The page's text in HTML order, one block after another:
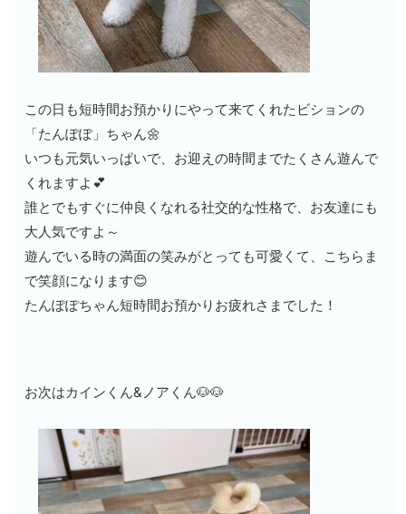
この日も短時間お預かりにやって来てくれたビションの
「たんぽぽ」ちゃん🌼
いつも元気いっぱいで、お迎えの時間までたくさん遊んで
くれますよ💕
誰とでもすぐに仲良くなれる社交的な性格で、お友達にも
大人気ですよ～
遊んでいる時の満面の笑みがとっても可愛くて、こちらま
で笑顔になります😊
たんぽぽちゃん短時間お預かりお疲れさまでした！
お次はカインくん&ノアくん🐶🐶